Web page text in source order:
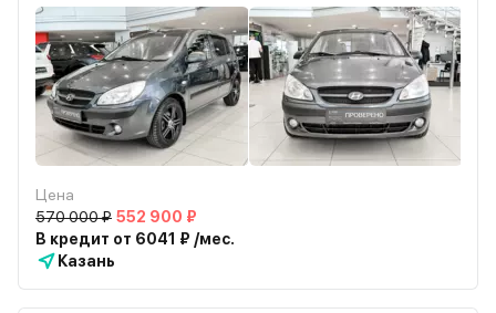
Цена
570 000 ₽ 552 900 ₽
В кредит от 6041 ₽ /мес.
Казань